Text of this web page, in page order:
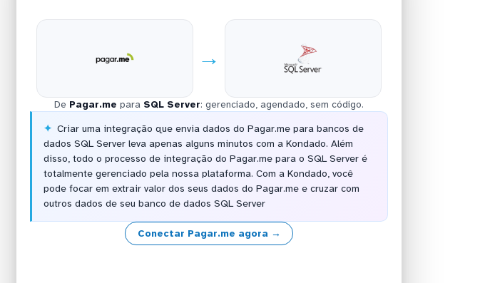
→
De Pagar.me para SQL Server: gerenciado, agendado, sem código.
Criar uma integração que envia dados do Pagar.me para bancos de
dados SQL Server leva apenas alguns minutos com a Kondado. Além
disso, todo o processo de integração do Pagar.me para o SQL Server é
totalmente gerenciado pela nossa plataforma. Com a Kondado, você
pode focar em extrair valor dos seus dados do Pagar.me e cruzar com
outros dados de seu banco de dados SQL Server
Conectar Pagar.me agora →